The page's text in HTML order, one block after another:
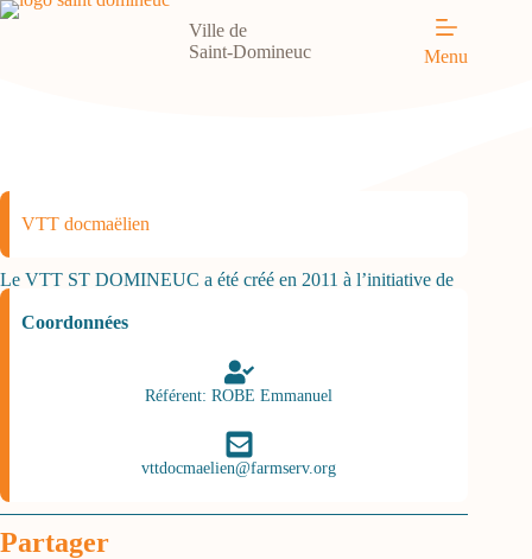
Ville de
Saint-Domineuc
Menu
VTT docmaëlien
Le VTT ST DOMINEUC a été créé en 2011 à l’initiative de
Jo...
Coordonnées
Référent: ROBE Emmanuel
vttdocmaelien@farmserv.org
Partager